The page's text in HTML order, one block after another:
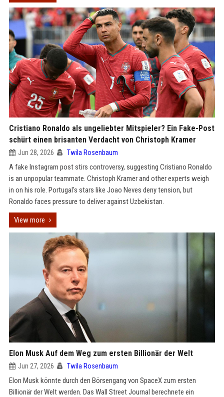
Cristiano Ronaldo als ungeliebter Mitspieler? Ein Fake-Post
schürt einen brisanten Verdacht von Christoph Kramer
Jun 28, 2026 Twila Rosenbaum
A fake Instagram post stirs controversy, suggesting Cristiano Ronaldo
is an unpopular teammate. Christoph Kramer and other experts weigh
in on his role. Portugal's stars like Joao Neves deny tension, but
Ronaldo faces pressure to deliver against Uzbekistan.
View more
Elon Musk Auf dem Weg zum ersten Billionär der Welt
Jun 27, 2026 Twila Rosenbaum
Elon Musk könnte durch den Börsengang von SpaceX zum ersten
Billionär der Welt werden. Das Wall Street Journal berechnete ein